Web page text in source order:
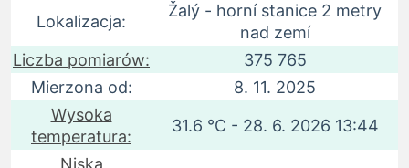
Lokalizacja:
Žalý - horní stanice 2 metry
nad zemí
Liczba pomiarów:
375 765
Mierzona od:
8. 11. 2025
Wysoka
temperatura:
31.6 °C - 28. 6. 2026 13:44
Niska